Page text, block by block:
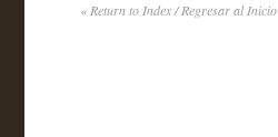
« Return to Index / Regresar al Inicio